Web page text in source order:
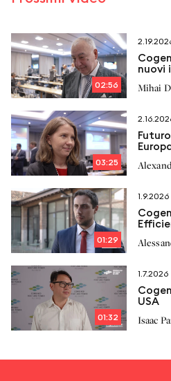
02:56
nuovi
Mihai
03:25
01:29
1.9.2026
01:32
1.7.2026
USA
Isaac